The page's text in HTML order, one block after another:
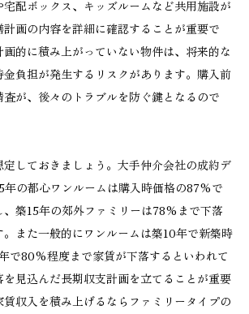
配ボックス、キッズルームなど共用施設が
画の内容を詳細に確認することが重要で
的に積み上がっていない物件は、将来的な
負担が発生するリスクがあります。購入前
が、後々のトラブルを防ぐ鍵となるので
しておきましょう。大手仲介会社の成約デ
年の都心ワンルームは購入時価格の87%で
築15年の郊外ファミリーは78%まで下落
また一般的にワンルームは築10年で新築時
で80%程度まで家賃が下落するといわれて
見込んだ長期収支計画を立てることが重要
収入を積み上げるならファミリータイプの